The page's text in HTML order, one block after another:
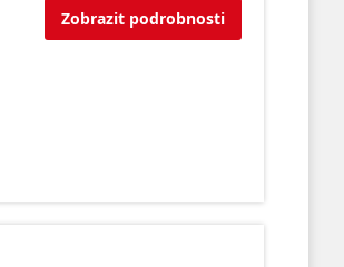
Zobrazit podrobnosti